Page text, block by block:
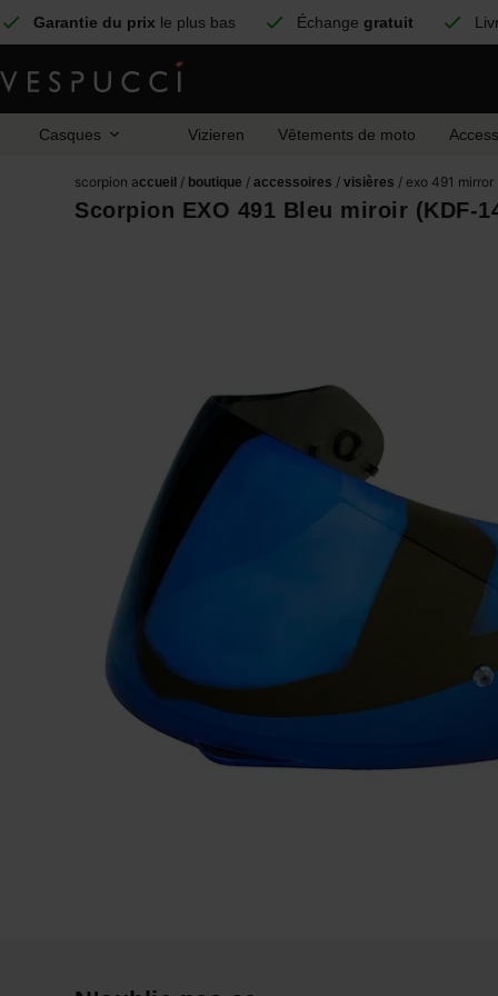
Garantie du prix le plus bas Échange gratuit
Casques Vizieren Vêtements de moto
scorpion accueil / boutique /accessoires /visières / exo 491
Scorpion EXO 491 Bleu miroir (KDF-